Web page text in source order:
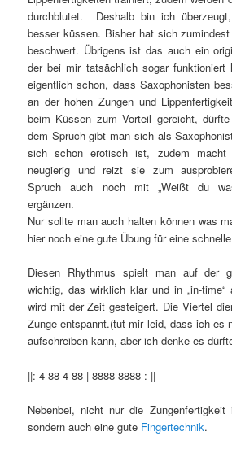
durchblutet. Deshalb bin ich
besser küssen. Bisher hat sich
beschwert. Übrigens ist das auch ein
der bei mir tatsächlich sogar funktioniert
eigentlich schon, dass Saxophonisten
an der hohen Zungen und
beim Küssen zum Vorteil gereicht,
dem Spruch gibt man sich als
sich schon erotisch ist, zudem macht
neugierig und reizt sie zum
Spruch auch noch mit „Weißt du
ergänzen.
Nur sollte man auch halten können was
hier noch eine gute Übung für eine
Diesen Rhythmus spielt man auf der
wichtig, das wirklich klar und in „in-time“
wird mit der Zeit gesteigert. Die Viertel
Zunge entspannt.(tut mir leid, dass ich es
aufschreiben kann, aber ich denke es
||: 4 88 4 88 | 8888 8888 : ||
Nebenbei, nicht nur die
sondern auch eine gute Fingertechnik.